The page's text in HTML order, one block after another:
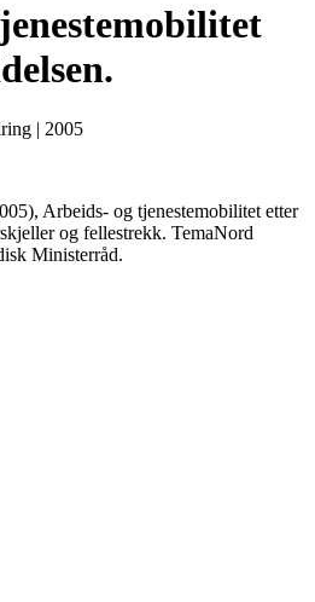
| 2005
Arbeids- og tjenestemobilitet etter
og fellestrekk. TemaNord
Ministerråd.